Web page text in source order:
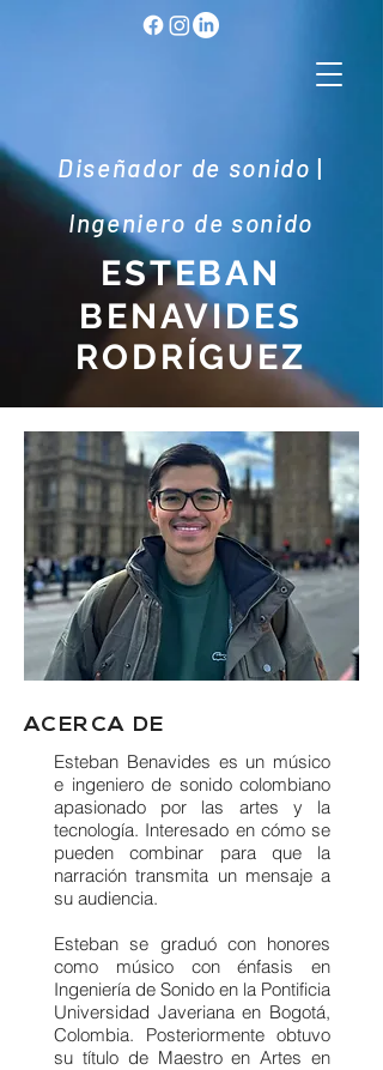
Diseñador de sonido |
Ingeniero de sonido
ESTEBAN
BENAVIDES
RODRÍGUEZ
ACERCA DE
Esteban Benavides es un músico
e ingeniero de sonido colombiano
apasionado por las artes y la
tecnología. Interesado en cómo se
pueden combinar para que la
narración transmita un mensaje a
su audiencia.
Esteban se graduó con honores
como músico con énfasis en
Ingeniería de Sonido en la Pontificia
Universidad Javeriana en Bogotá,
Colombia. Posteriormente obtuvo
su título de Maestro en Artes en